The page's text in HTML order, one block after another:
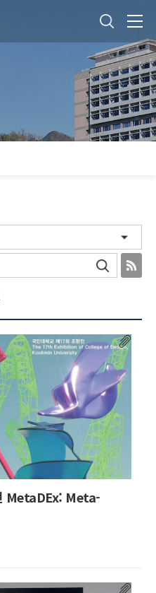
검색
RSS
MetaDEx: Meta-